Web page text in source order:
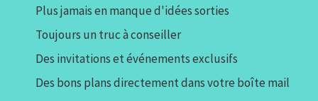
Plus jamais en manque d'idées sorties
Toujours un truc à conseiller
Des invitations et événements exclusifs
Des bons plans directement dans votre boîte mail